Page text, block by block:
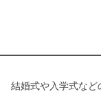
結婚式や入学式な